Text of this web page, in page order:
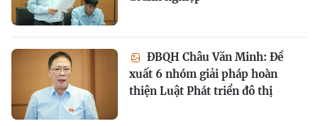
ĐBQH Châu Văn Minh: Đề
xuất 6 nhóm giải pháp hoàn
thiện Luật Phát triển đô thị